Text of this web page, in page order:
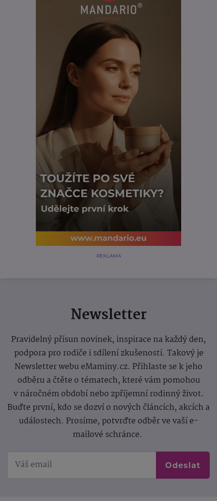
REKLAMA
Newsletter
Pravidelný přísun novinek, inspirace na každý den,
podpora pro rodiče i sdílení zkušeností. Takový je
Newsletter webu eMaminy.cz. Přihlaste se k jeho
odběru a čtěte o tématech, které vám pomohou
v náročném období nebo zpříjemní rodinný život.
Buďte první, kdo se dozví o nových článcích, akcích a
událostech. Prosíme, potvrďte odběr ve vaší e-
mailové schránce.
Odeslat